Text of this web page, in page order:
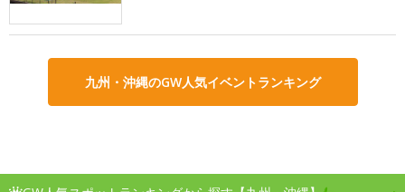
九州・沖縄のGW人気イベントランキング